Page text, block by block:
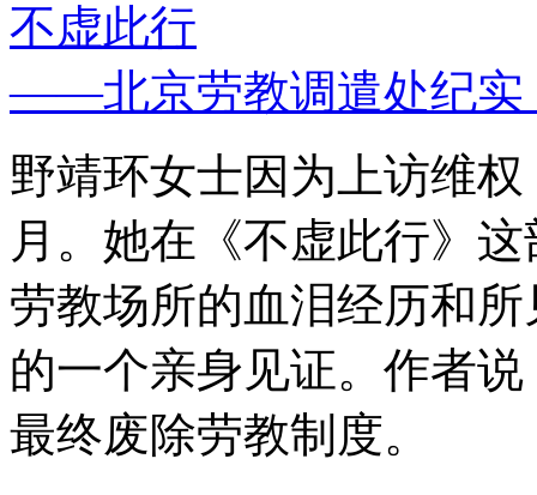
不虚此行
——北京劳教调遣处纪实
野靖环女士因为上访维
月。她在《不虚此行》
劳教场所的血泪经历和
的一个亲身见证。作者
最终废除劳教制度。